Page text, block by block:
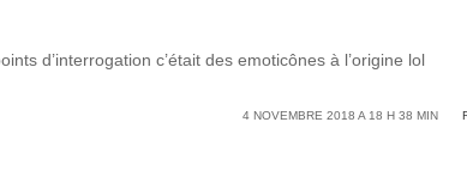
d’interrogation c’était des emoticônes à l’origine lol
4 NOVEMBRE 2018 A 18 H 38 MIN